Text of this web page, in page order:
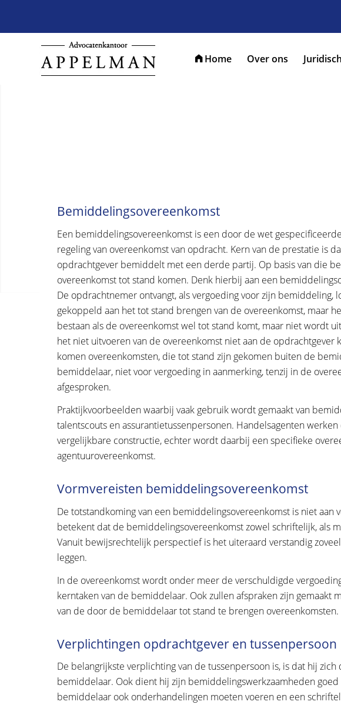
Home Over ons
Bemiddelingsovereenkomst
Een bemiddelingsovereenkomst is een door de wet
regeling van overeenkomst van opdracht. Kern van de prestatie is
opdrachtgever bemiddelt met een derde partij. Op basis van die
overeenkomst tot stand komen. Denk hierbij aan een
De opdrachtnemer ontvangt, als vergoeding voor zijn bemiddeling,
gekoppeld aan het tot stand brengen van de overeenkomst, maar
bestaan als de overeenkomst wel tot stand komt, maar niet wordt
het niet uitvoeren van de overeenkomst niet aan de opdrachtgever
komen overeenkomsten, die tot stand zijn gekomen buiten de
bemiddelaar, niet voor vergoeding in aanmerking, tenzij in de
afgesproken.
Praktijkvoorbeelden waarbij vaak gebruik wordt gemaakt van
talentscouts en assurantietussenpersonen. Handelsagenten
vergelijkbare constructie, echter wordt daarbij een specifieke
agentuurovereenkomst.
Vormvereisten bemiddelingsovereenkomst
De totstandkoming van een bemiddelingsovereenkomst is niet aan
betekent dat de bemiddelingsovereenkomst zowel schriftelijk, als
Vanuit bewijsrechtelijk perspectief is het uiteraard verstandig
leggen.
In de overeenkomst wordt onder meer de verschuldigde
kerntaken van de bemiddelaar. Ook zullen afspraken zijn gemaakt
van de door de bemiddelaar tot stand te brengen overeenkomsten.
Verplichtingen opdrachtgever en tussenpersoon
De belangrijkste verplichting van de tussenpersoon is, is dat hij
bemiddelaar. Ook dient hij zijn bemiddelingswerkzaamheden goed
bemiddelaar ook onderhandelingen moeten voeren en een